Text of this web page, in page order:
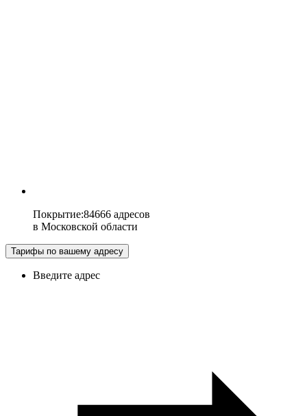
Покрытие:84666 адресов
в Московской области
Тарифы по вашему адресу
Введите адрес